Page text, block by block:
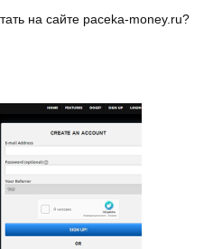
на сайте paceka-money.ru?